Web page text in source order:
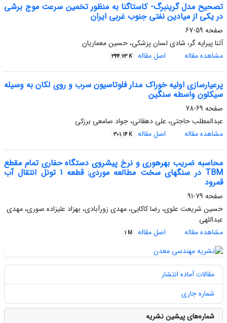
تصحیح مدل گرینبرگ- کاستاگنا به منظور تخمین سرعت موج برشی
در یکی از میادین نفتی جنوب غربی ایران
صفحه 59-67
آتنا پیرایه گر، شادی لسان پزشکی، حسین معماریان
مشاهده مقاله
اصل مقاله 344.73 K
پرعیارسازی اولیه خوراک مدار فلوتاسیون سرب و روی لکان به وسیله
سیکلون واسطه سنگین
صفحه 69-78
عبدالمطلب حاجتی، علی دهقانی، جواد صامعی برزکی
مشاهده مقاله
اصل مقاله 301.14 K
محاسبه ضریب بهرهوری و نرخ پیشروی دستگاه حفاری تمام مقطع
TBM در سنگهای سخت مطالعه موردی: قطعه 1 تونل انتقال آب
قمرود
صفحه 79-91
حسین شریعت علوی، رضا کاکایی، مهدی زورآبادی، بهزاد علیزاده صوری، مهدی
عبداللهی
مشاهده مقاله
اصل مقاله 1 M
مقالات آماده انتشار
شماره جاری
شماره‌های پیشین نشریه